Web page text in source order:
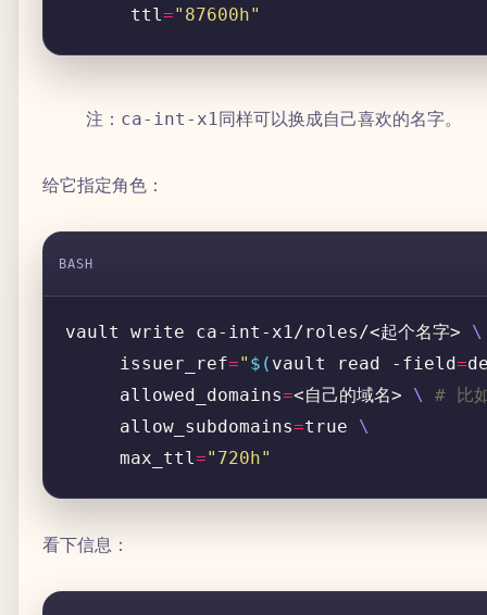
      ttl
="87600h"
注： ca-int-x1同样可以换成自己喜欢的名字。
给它指定角色：
BASH
vault write ca-int-x1/roles/<起个名字>
     issuer_ref
=" $( vault read -field=
     allowed_domains
=<自己的域名> \ # 比
     allow_subdomains
=true
     max_ttl
="720h"
看下信息：